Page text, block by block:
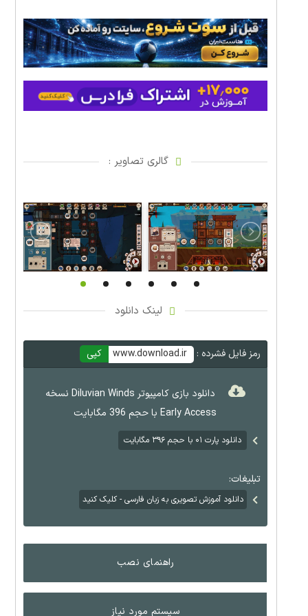
گالری تصاویر :
لینک دانلود
رمز فایل فشرده : www.download.ir کپی
دانلود بازی کامپیوتر Diluvian Winds نسخه
Early Access با حجم 396 مگابایت
دانلود پارت ۰۱ با حجم ۳۹۶ مگابایت
تبلیغات:
دانلود آموزش تصویری به زبان فارسی - کلیک کنید
راهنمای نصب
سیستم مورد نیاز